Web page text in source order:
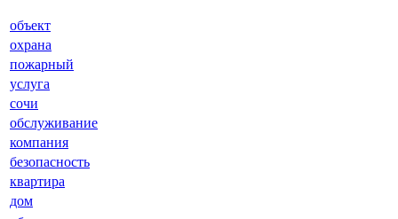
объект
охрана
пожарный
услуга
сочи
обслуживание
компания
безопасность
квартира
дом